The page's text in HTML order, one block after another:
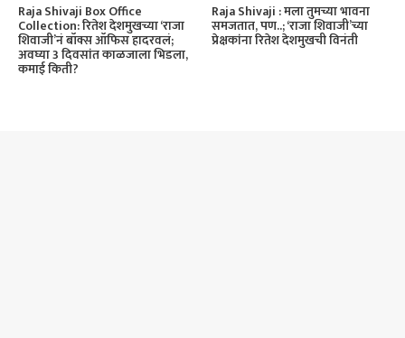
Raja Shivaji Box Office
Collection: रितेश देशमुखच्या ‘राजा
शिवाजी’नं बॉक्स ऑफिस हादरवलं;
अवघ्या 3 दिवसांत काळजाला भिडला,
कमाई किती?
Raja Shivaji : मला तुमच्या भावना
समजतात, पण..; ‘राजा शिवाजी’च्या
प्रेक्षकांना रितेश देशमुखची विनंती